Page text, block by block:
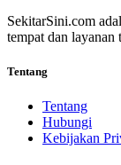
SekitarSini.com
tempat dan
Tentang
Tentang
Hubungi
Kebijakan